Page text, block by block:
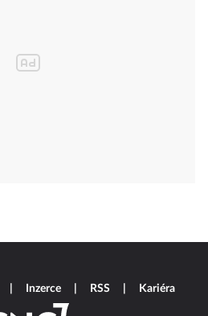
Inzerce RSS Kariéra